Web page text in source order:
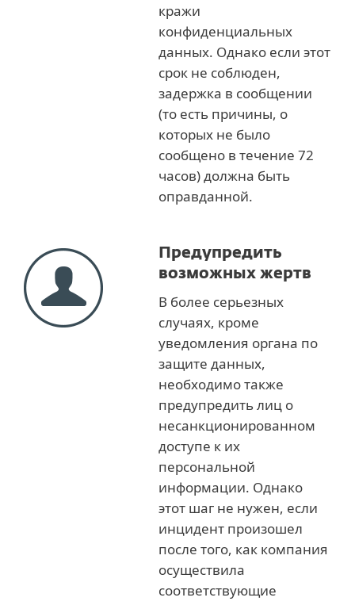
кражи
конфиденциальных
данных. Однако если этот
срок не соблюден,
задержка в сообщении
(то есть причины, о
которых не было
сообщено в течение 72
часов) должна быть
оправданной.
Предупредить
возможных жертв
В более серьезных
случаях, кроме
уведомления органа по
защите данных,
необходимо также
предупредить лиц о
несанкционированном
доступе к их
персональной
информации. Однако
этот шаг не нужен, если
инцидент произошел
после того, как компания
осуществила
соответствующие